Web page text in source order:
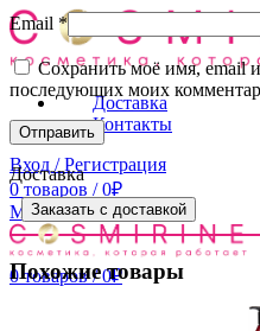
Доставка
Контакты
Вход / Регистрация
0товаров / 0₽
Меню
0товаров / 0₽
Email *
Сохранить моё имя, email и
последующих моих
Доставка
Заказать с доставкой
Похожие товары